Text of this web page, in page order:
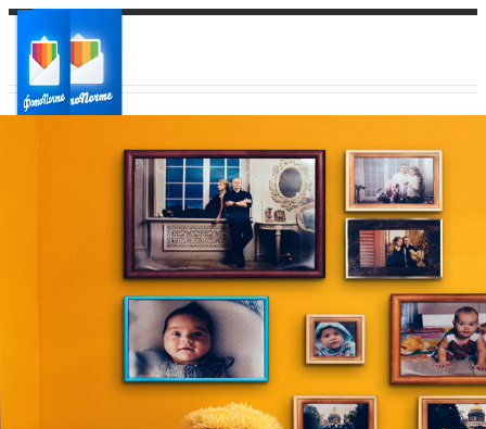
Ваш регион доставки
Выберите из списка: